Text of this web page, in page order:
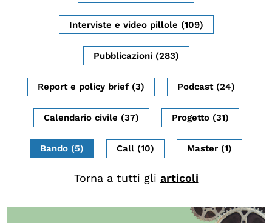
Osservatori di ricerca
Progetti Nazionali
Progetti Internazionali
Pubblicazioni
Storie di Resistenza, ottant’anni dopo
Calendario civile
Elezioni dal mondo
Interviste e video pillole (109)
Pubblicazioni (283)
Report e policy brief (3) Podcast (24)
Calendario civile (37) Progetto (31)
Bando (5) Call (10) Master (1)
Torna a tutti gli articoli